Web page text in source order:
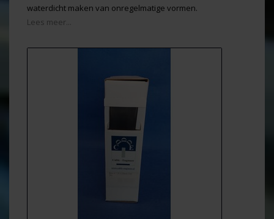
waterdicht maken van onregelmatige vormen.
Lees meer...